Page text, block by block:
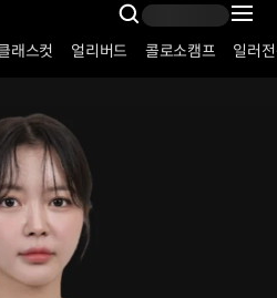
Search
래스컷 얼리버드 콜로소캠프 일러